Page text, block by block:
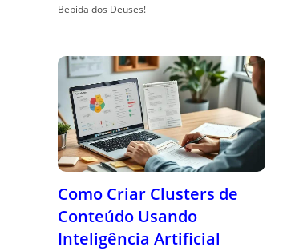
Bebida dos Deuses!
Como Criar Clusters de
Conteúdo Usando
Inteligência Artificial